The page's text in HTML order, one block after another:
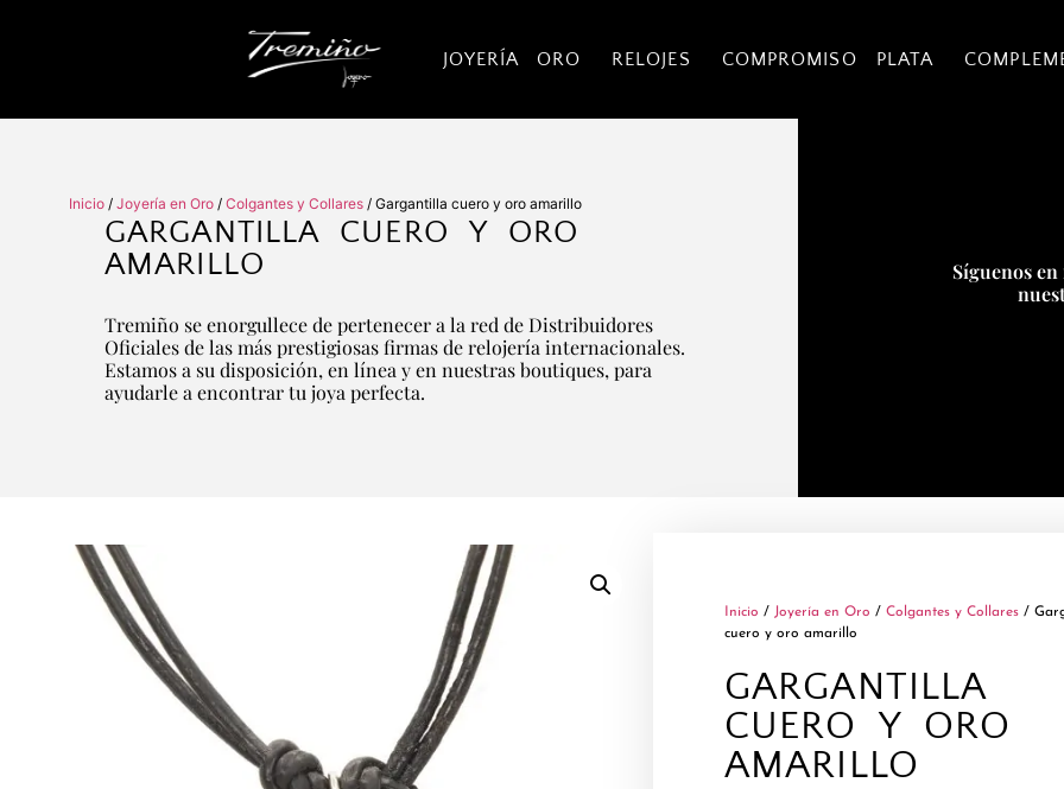
JOYERÍA ORO RELOJES COMPROMISO PLATA
Inicio / Joyería en Oro / Colgantes y Collares / Gargantilla cuero y oro amarillo
GARGANTILLA CUERO Y ORO
AMARILLO
Tremiño se enorgullece de pertenecer a la red de Distribuidores
Oficiales de las más prestigiosas firmas de relojería internacionales.
Estamos a su disposición, en línea y en nuestras boutiques, para
ayudarle a encontrar tu joya perfecta.
Síguenos
Inicio / Joyería en Oro / Colgantes y Collares /
cuero y oro amarillo
GARGANTILLA
CUERO Y ORO
AMARILLO